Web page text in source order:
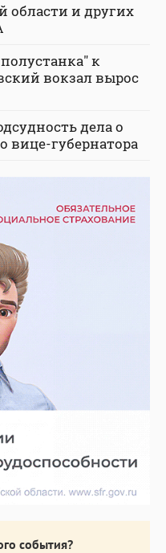
области и других
к
вокзал вырос
дела о
вице-губернатора
события?